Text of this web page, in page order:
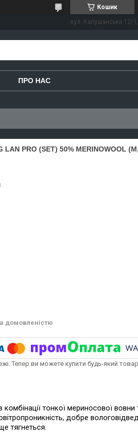
Кошик
вул. Капушанська 12/
ПРО НАС
PRO (SET) 50% MERINOWOOL
домовленістю
Тепер ви можете купити будь-який
тонкої мериносової вовни
добре
тягнеться.